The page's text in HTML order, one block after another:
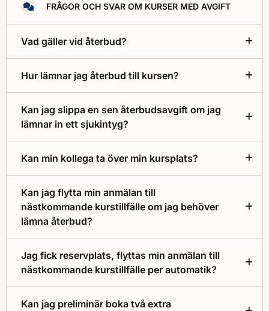
FRÅGOR OCH SVAR OM KURSER MED AVGIFT
Vad gäller vid återbud?
Hur lämnar jag återbud till kursen?
Kan jag slippa en sen återbudsavgift om jag
lämnar in ett sjukintyg?
Kan min kollega ta över min kursplats?
Kan jag flytta min anmälan till
nästkommande kurstillfälle om jag behöver
lämna återbud?
Jag fick reservplats, flyttas min anmälan till
nästkommande kurstillfälle per automatik?
Kan jag preliminär boka två extra